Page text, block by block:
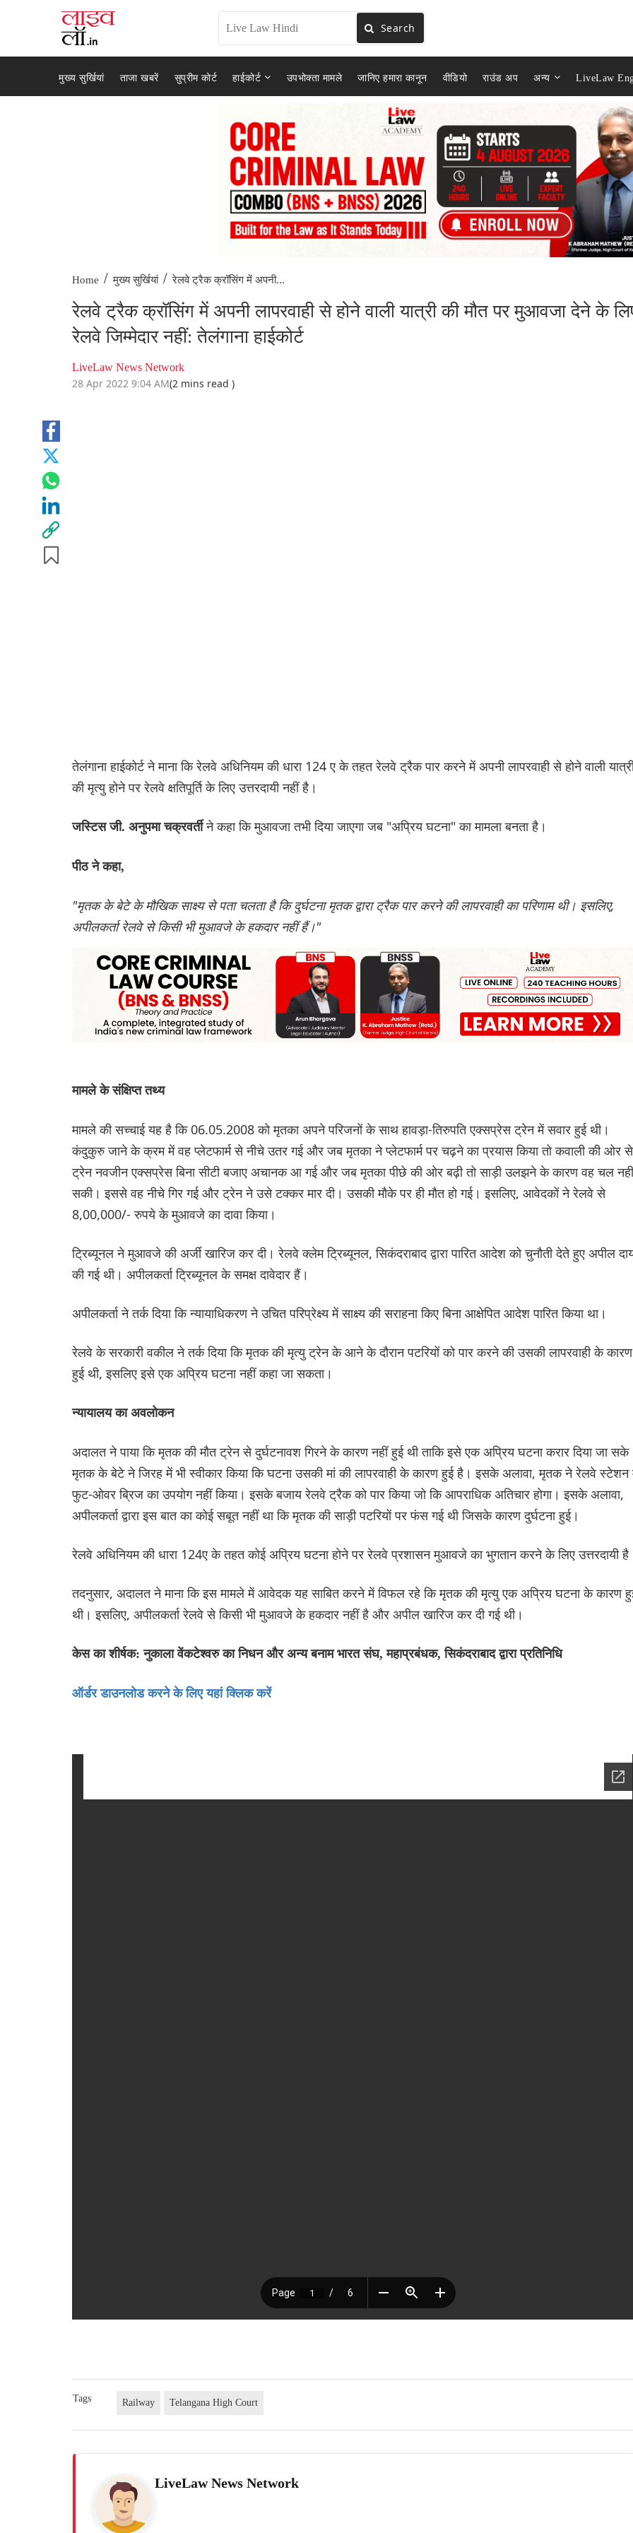
Search
मुख्य सुर्खियां ताजा खबरें सुप्रीम कोर्ट हाईकोर्ट उपभोक्ता मामले जानिए हमारा कानून वीडियो राउंड अप अन्य LiveLaw
Home / मुख्य सुर्खियां / रेलवे ट्रैक क्रॉसिंग में अपनी...
रेलवे ट्रैक क्रॉसिंग में अपनी लापरवाही से होने वाली यात्री की मौत पर मुआवजा देने के
रेलवे जिम्मेदार नहीं: तेलंगाना हाईकोर्ट
LiveLaw News Network
28 Apr 2022 9:04 AM(2 mins read )
तेलंगाना हाईकोर्ट ने माना कि रेलवे अधिनियम की धारा 124 ए के तहत रेलवे ट्रैक पार करने में अपनी लापरवाही से होने वाली
की मृत्यु होने पर रेलवे क्षतिपूर्ति के लिए उत्तरदायी नहीं है।
जस्टिस जी. अनुपमा चक्रवर्तीने कहा कि मुआवजा तभी दिया जाएगा जब "अप्रिय घटना" का मामला बनता है।
पीठ ने कहा,
"मृतक के बेटे के मौखिक साक्ष्य से पता चलता है कि दुर्घटना मृतक द्वारा ट्रैक पार करने की लापरवाही का परिणाम थी। इसलिए,
अपीलकर्ता रेलवे से किसी भी मुआवजे के हकदार नहीं हैं।"
मामले के संक्षिप्त तथ्य
मामले की सच्चाई यह है कि 06.05.2008 को मृतका अपने परिजनों के साथ हावड़ा-तिरुपति एक्सप्रेस ट्रेन में सवार हुई थी।
कंदुकुरु जाने के क्रम में वह प्लेटफार्म से नीचे उतर गई और जब मृतका ने प्लेटफार्म पर चढ़ने का प्रयास किया तो कवाली की ओर से
ट्रेन नवजीन एक्सप्रेस बिना सीटी बजाए अचानक आ गई और जब मृतका पीछे की ओर बढ़ी तो साड़ी उलझने के कारण वह चल नहीं
सकी। इससे वह नीचे गिर गई और ट्रेन ने उसे टक्कर मार दी। उसकी मौके पर ही मौत हो गई। इसलिए, आवेदकों ने रेलवे से
8,00,000/- रुपये के मुआवजे का दावा किया।
ट्रिब्यूनल ने मुआवजे की अर्जी खारिज कर दी। रेलवे क्लेम ट्रिब्यूनल, सिकंदराबाद द्वारा पारित आदेश को चुनौती देते हुए अपील
की गई थी। अपीलकर्ता ट्रिब्यूनल के समक्ष दावेदार हैं।
अपीलकर्ता ने तर्क दिया कि न्यायाधिकरण ने उचित परिप्रेक्ष्य में साक्ष्य की सराहना किए बिना आक्षेपित आदेश पारित किया था।
रेलवे के सरकारी वकील ने तर्क दिया कि मृतक की मृत्यु ट्रेन के आने के दौरान पटरियों को पार करने की उसकी लापरवाही के कारण
हुई थी, इसलिए इसे एक अप्रिय घटना नहीं कहा जा सकता।
न्यायालय का अवलोकन
अदालत ने पाया कि मृतक की मौत ट्रेन से दुर्घटनावश गिरने के कारण नहीं हुई थी ताकि इसे एक अप्रिय घटना करार दिया जा
मृतक के बेटे ने जिरह में भी स्वीकार किया कि घटना उसकी मां की लापरवाही के कारण हुई है। इसके अलावा, मृतक ने रेलवे स्टेशन
फुट-ओवर ब्रिज का उपयोग नहीं किया। इसके बजाय रेलवे ट्रैक को पार किया जो कि आपराधिक अतिचार होगा। इसके अलावा,
अपीलकर्ता द्वारा इस बात का कोई सबूत नहीं था कि मृतक की साड़ी पटरियों पर फंस गई थी जिसके कारण दुर्घटना हुई।
रेलवे अधिनियम की धारा 124ए के तहत कोई अप्रिय घटना होने पर रेलवे प्रशासन मुआवजे का भुगतान करने के लिए उत्तरदायी
तदनुसार, अदालत ने माना कि इस मामले में आवेदक यह साबित करने में विफल रहे कि मृतक की मृत्यु एक अप्रिय घटना के कारण
थी। इसलिए, अपीलकर्ता रेलवे से किसी भी मुआवजे के हकदार नहीं है और अपील खारिज कर दी गई थी।
केस का शीर्षक: नुकाला वेंकटेश्वरु का निधन और अन्य बनाम भारत संघ, महाप्रबंधक, सिकंदराबाद द्वारा प्रतिनिधि
ऑर्डर डाउनलोड करने के लिए यहां क्लिक करें
Tags Railway Telangana High Court
LiveLaw News Network